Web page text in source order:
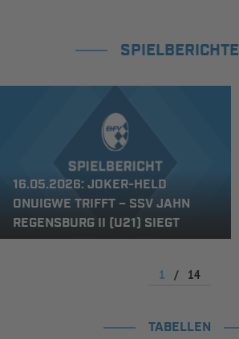
SPIELBERICHTE
16.05.2026: JOKER-HELD
ONUIGWE TRIFFT – SSV JAHN
REGENSBURG II (U21) SIEGT
1 / 14
TABELLEN